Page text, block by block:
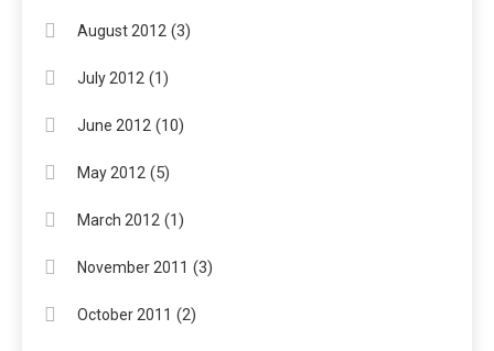
August 2012 (3)
July 2012 (1)
June 2012 (10)
May 2012 (5)
March 2012 (1)
November 2011 (3)
October 2011 (2)